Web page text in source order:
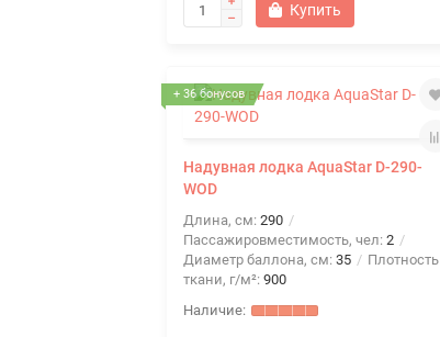
Купить
+ 36 бонусов
Надувная лодка AquaStar D-290-
WOD
Длина, см: 290
Пассажировместимость, чел: 2
Диаметр баллона, см: 35
Плотность
ткани, г/м²: 900